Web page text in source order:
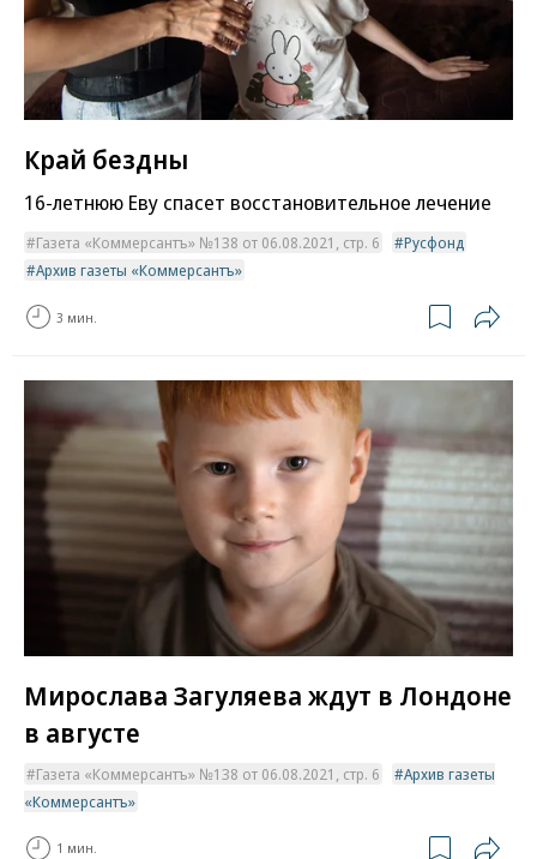
Край бездны
16-летнюю Еву спасет восстановительное лечение
Газета «Коммерсантъ» №138 от 06.08.2021, стр. 6
Русфонд
Архив газеты «Коммерсантъ»
3 мин.
Мирослава Загуляева ждут в Лондоне
в августе
Газета «Коммерсантъ» №138 от 06.08.2021, стр. 6
Архив газеты
«Коммерсантъ»
1 мин.